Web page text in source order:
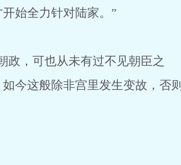
始全力针对陆家。”
，可也从未有过不见朝臣之
今这般除非宫里发生变故，否则